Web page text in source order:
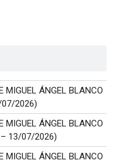
MIGUEL ÁNGEL BLANCO
07/2026)
MIGUEL ÁNGEL BLANCO
– 13/07/2026)
MIGUEL ÁNGEL BLANCO